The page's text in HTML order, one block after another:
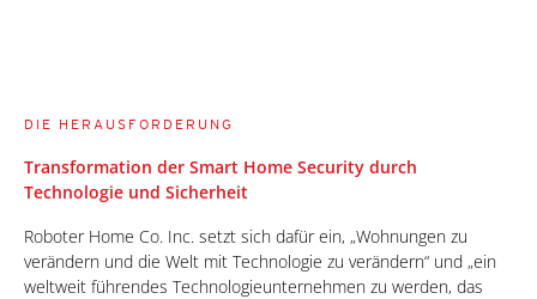
DIE HERAUSFORDERUNG
Transformation der Smart Home Security durch
Technologie und Sicherheit
Roboter Home Co. Inc. setzt sich dafür ein, „Wohnungen zu
verändern und die Welt mit Technologie zu verändern“ und „ein
weltweit führendes Technologieunternehmen zu werden, das